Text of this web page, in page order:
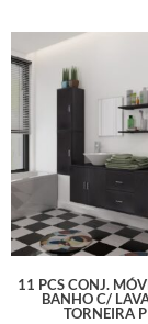
11 PCS CONJ.
BANHO C/
TORNEIRA